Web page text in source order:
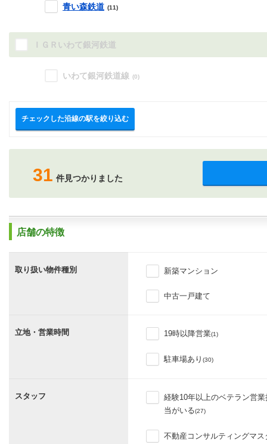
青い森鉄道 (11)
ＩＧＲいわて銀河鉄道
いわて銀河鉄道線 (0)
チェックした沿線の駅を絞り込む
31 件見つかりました
店舗の特徴
取り扱い物件種別 新築マンション
中古一戸建て
立地・営業時間 19時以降営業(1)
駐車場あり (30)
スタッフ
経験10年以上のベテラン営業
当がいる(27)
不動産コンサルティングマス